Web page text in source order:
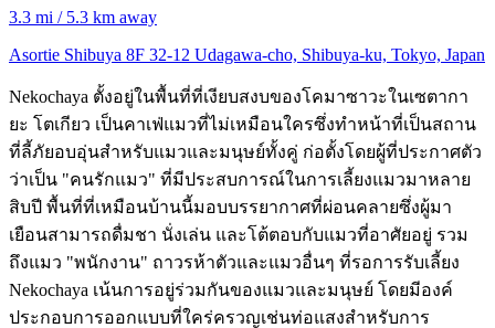
3.3 mi / 5.3 km away
Asortie Shibuya 8F 32-12 Udagawa-cho, Shibuya-ku, Tokyo, Japan
Nekochaya ตั้งอยู่ในพื้นที่ที่เงียบสงบของโคมาซาวะในเซตากา
ยะ โตเกียว เป็นคาเฟ่แมวที่ไม่เหมือนใครซึ่งทำหน้าที่เป็นสถาน
ที่ลี้ภัยอบอุ่นสำหรับแมวและมนุษย์ทั้งคู่ ก่อตั้งโดยผู้ที่ประกาศตัว
ว่าเป็น "คนรักแมว" ที่มีประสบการณ์ในการเลี้ยงแมวมาหลาย
สิบปี พื้นที่ที่เหมือนบ้านนี้มอบบรรยากาศที่ผ่อนคลายซึ่งผู้มา
เยือนสามารถดื่มชา นั่งเล่น และโต้ตอบกับแมวที่อาศัยอยู่ รวม
ถึงแมว "พนักงาน" ถาวรห้าตัวและแมวอื่นๆ ที่รอการรับเลี้ยง
Nekochaya เน้นการอยู่ร่วมกันของแมวและมนุษย์ โดยมีองค์
ประกอบการออกแบบที่ใคร่ครวญเช่นท่อแสงสำหรับการ